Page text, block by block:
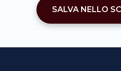
SALVA NELLO